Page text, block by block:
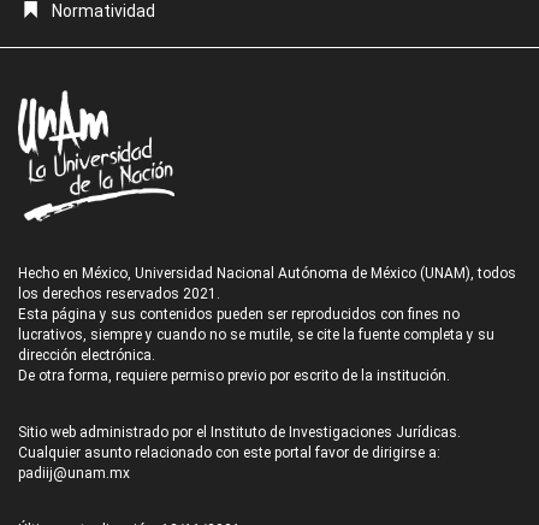
Normatividad
Hecho en México, Universidad Nacional Autónoma de México (UNAM), todos
los derechos reservados 2021.
Esta página y sus contenidos pueden ser reproducidos con fines no
lucrativos, siempre y cuando no se mutile, se cite la fuente completa y su
dirección electrónica.
De otra forma, requiere permiso previo por escrito de la institución.
Sitio web administrado por el Instituto de Investigaciones Jurídicas.
Cualquier asunto relacionado con este portal favor de dirigirse a:
padiij@unam.mx